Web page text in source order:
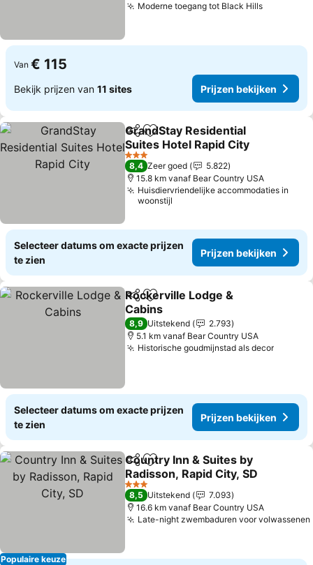
Moderne toegang tot Black Hills
Van € 115
Bekijk prijzen van 11 sites Prijzen bekijken
DelenToevoegen aan favorieten
GrandStay Residential
Suites Hotel Rapid City
3 Sterren
8,4 Zeer goed
5.822
15.8 km vanaf Bear Country USA
Huisdiervriendelijke accommodaties in
woonstijl
Selecteer datums om exacte prijzen
te zien
Prijzen bekijken
DelenToevoegen aan favorieten
Rockerville Lodge &
Cabins
8,9 Uitstekend
2.793
5.1 km vanaf Bear Country USA
Historische goudmijnstad als decor
Selecteer datums om exacte prijzen
te zien
Prijzen bekijken
Populaire keuze
DelenToevoegen aan favorieten
Country Inn & Suites by
Radisson, Rapid City, SD
3 Sterren
8,5 Uitstekend
7.093
16.6 km vanaf Bear Country USA
Late-night zwembaduren voor volwassenen